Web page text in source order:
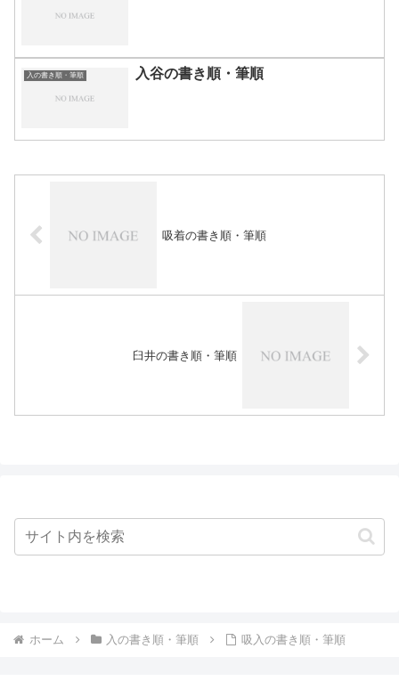
入の書き順・筆順 入谷の書き順・筆順
吸着の書き順・筆順
臼井の書き順・筆順
ホーム 入の書き順・筆順 吸入の書き順・筆順